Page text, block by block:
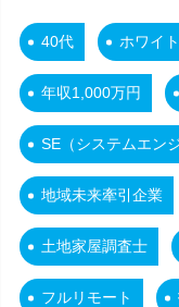
40代 ホワイ
年収1,000万円
SE（システムエンジ
地域未来牽引企業
土地家屋調査士
フルリモート